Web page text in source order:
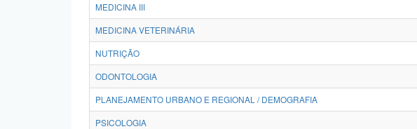
MEDICINA III
MEDICINA VETERINÁRIA
NUTRIÇÃO
ODONTOLOGIA
PLANEJAMENTO URBANO E REGIONAL / DEMOGRAFIA
PSICOLOGIA